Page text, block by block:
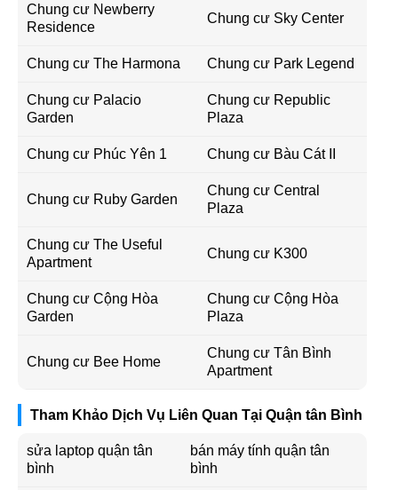
Chung cư Newberry
Residence
Chung cư Sky Center
Chung cư The Harmona Chung cư Park Legend
Chung cư Palacio
Garden
Chung cư Republic
Plaza
Chung cư Phúc Yên 1 Chung cư Bàu Cát II
Chung cư Ruby Garden
Chung cư Central
Plaza
Chung cư The Useful
Apartment
Chung cư K300
Chung cư Cộng Hòa
Garden
Chung cư Cộng Hòa
Plaza
Chung cư Bee Home
Chung cư Tân Bình
Apartment
Tham Khảo Dịch Vụ Liên Quan Tại Quận tân Bình
sửa laptop quận tân
bình
bán máy tính quận tân
bình